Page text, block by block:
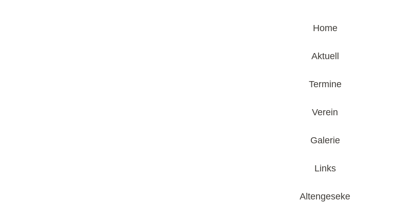
Home
Aktuell
Termine
Verein
Galerie
Links
Altengeseke